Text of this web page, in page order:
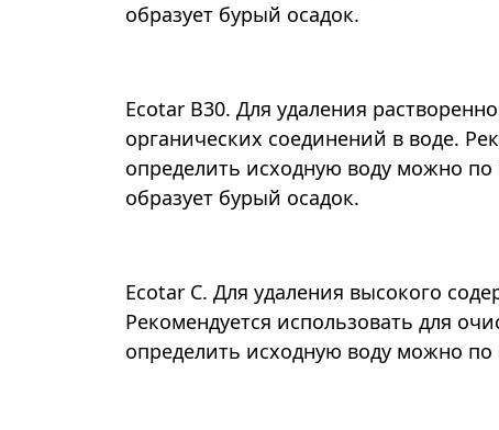
образует бурый осадок.
Ecotar В30. Для удаления
органических соединений в воде.
определить исходную воду можно
образует бурый осадок.
Ecotar С. Для удаления высокого
Рекомендуется использовать для
определить исходную воду можно по